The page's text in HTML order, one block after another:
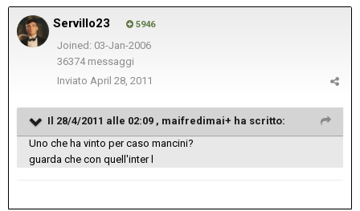
Servillo23 5946
Joined: 03-Jan-2006
36374 messaggi
Inviato April 28, 2011
Il 28/4/2011 alle 02:09 , maifredimai+ ha scritto:
Uno che ha vinto per caso mancini?
guarda che con quell'inter l